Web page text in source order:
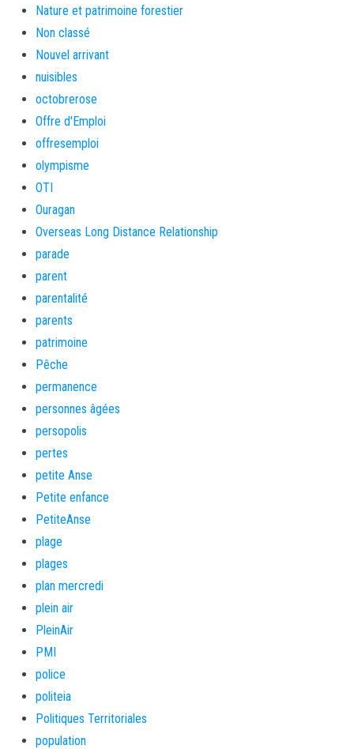
Nature et patrimoine forestier
Non classé
Nouvel arrivant
nuisibles
octobrerose
Offre d'Emploi
offresemploi
olympisme
OTI
Ouragan
Overseas Long Distance Relationship
parade
parent
parentalité
parents
patrimoine
Pêche
permanence
personnes âgées
persopolis
pertes
petite Anse
Petite enfance
PetiteAnse
plage
plages
plan mercredi
plein air
PleinAir
PMI
police
politeia
Politiques Territoriales
population